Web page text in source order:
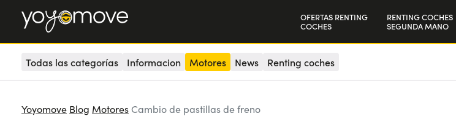
OFERTAS RENTING
COCHES
RENTING COCHES
SEGUNDA MANO
Todas las categorías Informacion Motores News Renting coches
Yoyomove Blog MotoresCambio de pastillas de freno